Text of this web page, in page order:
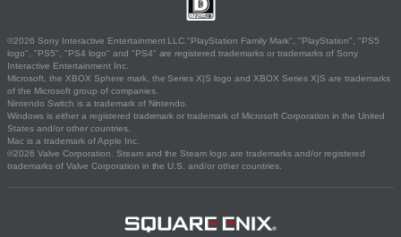
©2026 Sony Interactive Entertainment LLC."PlayStation Family Mark", "PlayStation", "PS5
logo", "PS5", "PS4 logo" and "PS4" are registered trademarks or trademarks of Sony
Interactive Entertainment Inc.
Microsoft, the XBOX Sphere mark, the Series X|S logo and XBOX Series X|S are trademarks
of the Microsoft group of companies.
Nintendo Switch is a trademark of Nintendo.
Windows is either a registered trademark or trademark of Microsoft Corporation in the United
States and/or other countries.
Mac is a trademark of Apple Inc.
©2026 Valve Corporation. Steam and the Steam logo are trademarks and/or registered
trademarks of Valve Corporation in the U.S. and/or other countries.